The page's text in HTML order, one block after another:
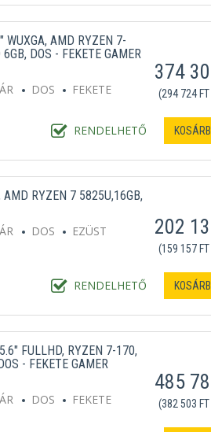
AMD RYZEN 7-
DOS - FEKETE GAMER
DOS FEKETE
RENDELHETŐ
374
(294 724
RYZEN 7 5825U,16GB,
DOS EZÜST
RENDELHETŐ
202
(159 157
FULLHD, RYZEN 7-170,
- FEKETE GAMER
DOS FEKETE
485
(382 503